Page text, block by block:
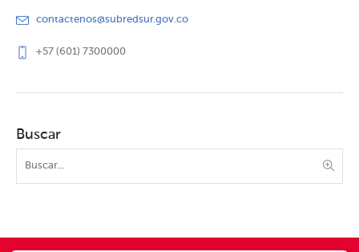
contactenos@subredsur.gov.co
+57 (601) 7300000
Buscar